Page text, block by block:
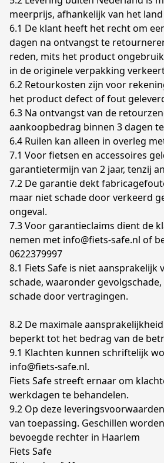
meerprijs, afhankelijk van het
6.1 De klant heeft het recht om
dagen na ontvangst te
reden, mits het product
in de originele verpakking
6.2 Retourkosten zijn voor
het product defect of fout
6.3 Na ontvangst van de
aankoopbedrag binnen 3 dagen
6.4 Ruilen kan alleen in overleg
7.1 Voor fietsen en accessoires
garantietermijn van 2 jaar, tenzij
7.2 De garantie dekt
maar niet schade door verkeerd
ongeval.
7.3 Voor garantieclaims dient de
nemen met info@fiets-safe.nl of
0622379997
8.1 Fiets Safe is niet aansprakelijk
schade, waaronder
schade door vertragingen.
8.2 De maximale
beperkt tot het bedrag van de
9.1 Klachten kunnen schriftelijk
info@fiets-safe.nl.
Fiets Safe streeft ernaar om
werkdagen te behandelen.
9.2 Op deze
van toepassing. Geschillen
bevoegde rechter in Haarlem
Fiets Safe